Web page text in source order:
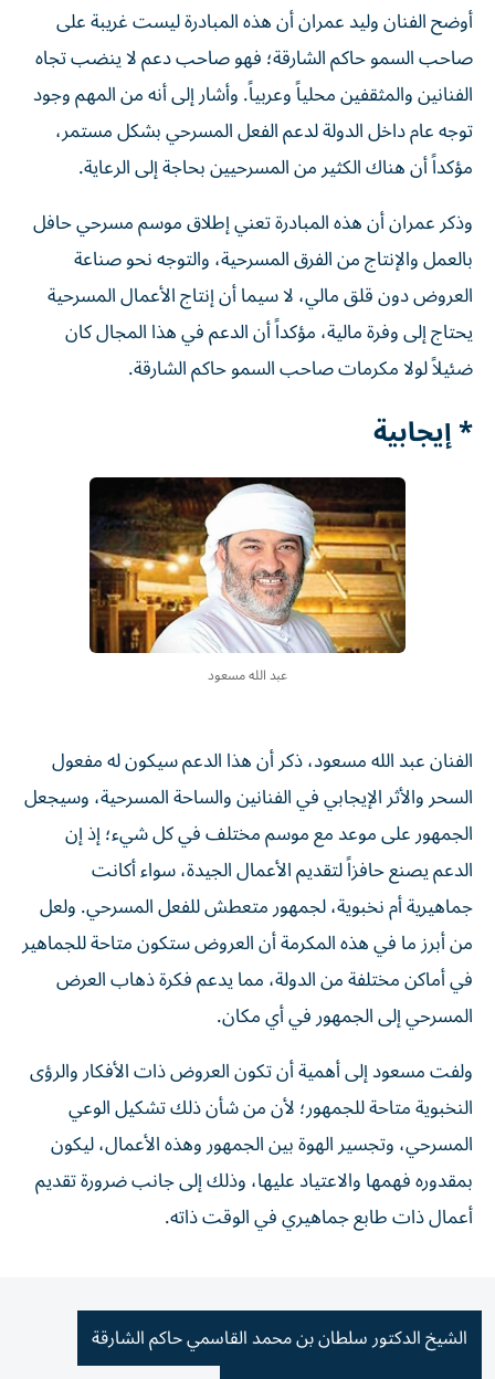
أوضح الفنان وليد عمران أن هذه المبادرة ليست غريبة على
صاحب السمو حاكم الشارقة؛ فهو صاحب دعم لا ينضب تجاه
الفنانين والمثقفين محلياً وعربياً. وأشار إلى أنه من المهم وجود
توجه عام داخل الدولة لدعم الفعل المسرحي بشكل مستمر،
مؤكداً أن هناك الكثير من المسرحيين بحاجة إلى الرعاية.
وذكر عمران أن هذه المبادرة تعني إطلاق موسم مسرحي حافل
بالعمل والإنتاج من الفرق المسرحية، والتوجه نحو صناعة
العروض دون قلق مالي، لا سيما أن إنتاج الأعمال المسرحية
يحتاج إلى وفرة مالية، مؤكداً أن الدعم في هذا المجال كان
ضئيلاً لولا مكرمات صاحب السمو حاكم الشارقة.
* إيجابية
عبد الله مسعود
الفنان عبد الله مسعود، ذكر أن هذا الدعم سيكون له مفعول
السحر والأثر الإيجابي في الفنانين والساحة المسرحية، وسيجعل
الجمهور على موعد مع موسم مختلف في كل شيء؛ إذ إن
الدعم يصنع حافزاً لتقديم الأعمال الجيدة، سواء أكانت
جماهيرية أم نخبوية، لجمهور متعطش للفعل المسرحي. ولعل
من أبرز ما في هذه المكرمة أن العروض ستكون متاحة للجماهير
في أماكن مختلفة من الدولة، مما يدعم فكرة ذهاب العرض
المسرحي إلى الجمهور في أي مكان.
ولفت مسعود إلى أهمية أن تكون العروض ذات الأفكار والرؤى
النخبوية متاحة للجمهور؛ لأن من شأن ذلك تشكيل الوعي
المسرحي، وتجسير الهوة بين الجمهور وهذه الأعمال، ليكون
بمقدوره فهمها والاعتياد عليها، وذلك إلى جانب ضرورة تقديم
أعمال ذات طابع جماهيري في الوقت ذاته.
الشيخ الدكتور سلطان بن محمد القاسمي حاكم الشارقة